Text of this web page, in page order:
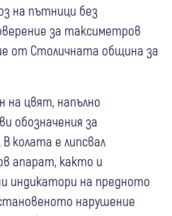
на пътници без
за таксиметров
от Столичната община за
на цвят, напълно
обозначения за
колата е липсвал
апарат, както и
индикатори на предното
нарушение